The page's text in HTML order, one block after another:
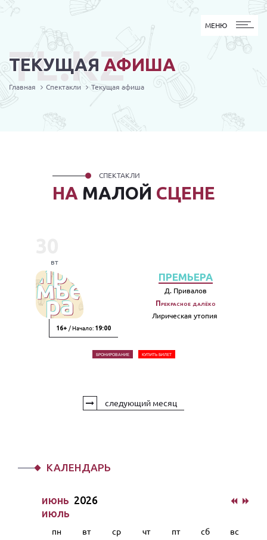
МЕНЮ
МЕНЮ
ТЕКУЩАЯ АФИША
TL.KZ
Главная Спектакли Текущая афиша
НА МАЛОЙ СЦЕНЕ
СПЕКТАКЛИ
вт
16+ / Начало: 19:00
ПРЕМЬЕРА
Д. Привалов
Прекрасное далёко
Лирическая утопия
БРОНИРОВАНИЕ КУПИТЬ БИЛЕТ
следующий месяц
КАЛЕНДАРЬ
июнь 2026
июль
пн вт ср чт пт сб вс